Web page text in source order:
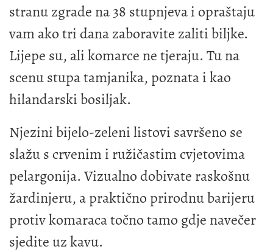
stranu zgrade na 38 stupnjeva i opraštaju
vam ako tri dana zaboravite zaliti biljke.
Lijepe su, ali komarce ne tjeraju. Tu na
scenu stupa tamjanika, poznata i kao
hilandarski bosiljak.
Njezini bijelo-zeleni listovi savršeno se
slažu s crvenim i ružičastim cvjetovima
pelargonija. Vizualno dobivate raskošnu
žardinjeru, a praktično prirodnu barijeru
protiv komaraca točno tamo gdje navečer
sjedite uz kavu.